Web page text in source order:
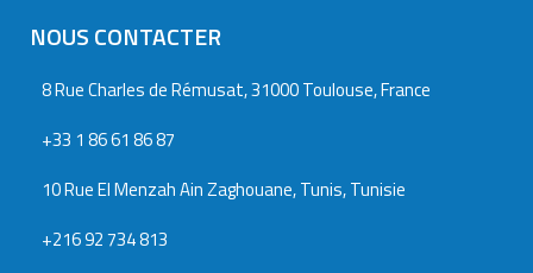
NOUS CONTACTER
8 Rue Charles de Rémusat, 31000 Toulouse, France
+33 1 86 61 86 87
10 Rue El Menzah Ain Zaghouane, Tunis, Tunisie
+216 92 734 813